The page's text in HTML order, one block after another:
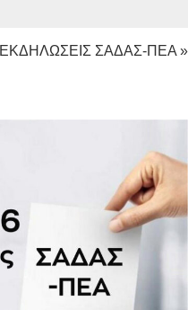
ΕΚΔΗΛΩΣΕΙΣ ΣΑΔΑΣ-ΠΕΑ »